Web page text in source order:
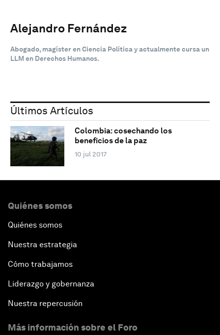
Alejandro Fernández
Abogado, magíster en Ciencia Política y actualmente cursa un
LLM en Derechos Humanos.
Últimos Artículos
Colombia: cosechando los
beneficios de la paz
10 jul 2017
Quiénes somos
Quiénes somos
Nuestra estrategia
Cómo trabajamos
Liderazgo y gobernanza
Nuestra repercusión
Más información sobre el Foro